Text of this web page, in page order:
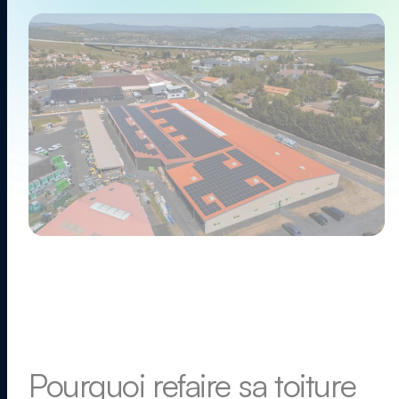
Pourquoi refaire sa toiture